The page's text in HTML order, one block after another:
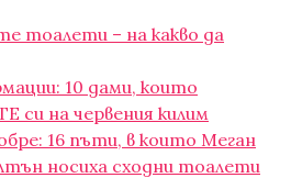
тоалети – на какво да
10 дами, които
си на червения килим
16 пъти, в които Меган
носиха сходни тоалети